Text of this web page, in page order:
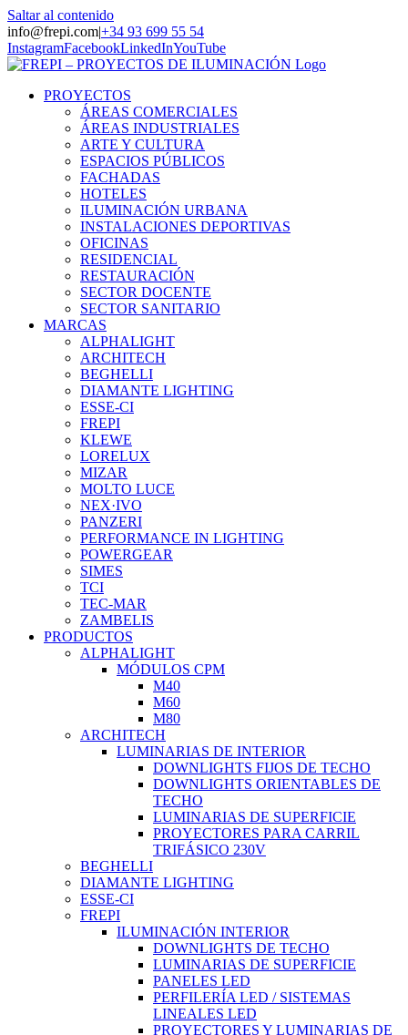
Saltar al contenido
info@frepi.com|+34 93 699 55 54
InstagramFacebookLinkedInYouTube
PROYECTOS
ÁREAS COMERCIALES
ÁREAS INDUSTRIALES
ARTE Y CULTURA
ESPACIOS PÚBLICOS
FACHADAS
HOTELES
ILUMINACIÓN URBANA
INSTALACIONES DEPORTIVAS
OFICINAS
RESIDENCIAL
RESTAURACIÓN
SECTOR DOCENTE
SECTOR SANITARIO
MARCAS
ALPHALIGHT
ARCHITECH
BEGHELLI
DIAMANTE LIGHTING
ESSE-CI
FREPI
KLEWE
LORELUX
MIZAR
MOLTO LUCE
NEX·IVO
PANZERI
PERFORMANCE IN LIGHTING
POWERGEAR
SIMES
TCI
TEC-MAR
ZAMBELIS
PRODUCTOS
ALPHALIGHT
MÓDULOS CPM
M40
M60
M80
ARCHITECH
LUMINARIAS DE INTERIOR
DOWNLIGHTS FIJOS DE TECHO
DOWNLIGHTS ORIENTABLES DE
TECHO
LUMINARIAS DE SUPERFICIE
PROYECTORES PARA CARRIL
TRIFÁSICO 230V
BEGHELLI
DIAMANTE LIGHTING
ESSE-CI
FREPI
ILUMINACIÓN INTERIOR
DOWNLIGHTS DE TECHO
LUMINARIAS DE SUPERFICIE
PANELES LED
PERFILERÍA LED / SISTEMAS
LINEALES LED
PROYECTORES Y LUMINARIAS DE